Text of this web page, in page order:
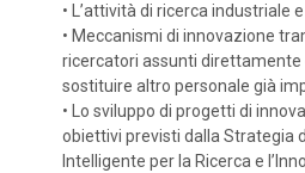
• L’attività di ricerca industriale
• Meccanismi di innovazione
ricercatori assunti direttamente
sostituire altro personale già
• Lo sviluppo di progetti di
obiettivi previsti dalla Strategia
Intelligente per la Ricerca e